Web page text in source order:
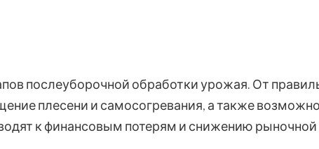
послеуборочной обработки урожая. От
плесени и самосогревания, а также
к финансовым потерям и снижению